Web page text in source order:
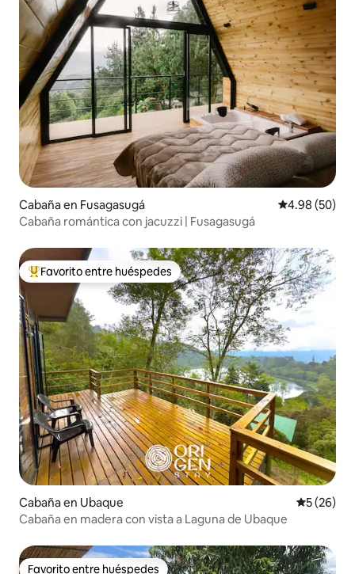
Cabaña en Fusagasugá Calificación
4.98 (50)
Cabaña romántica con jacuzzi | Fusagasugá
Favorito entre huéspedes preferido
Favorito entre huéspedes
Cabaña en Ubaque
5 (26)
Cabaña en madera con vista a Laguna de Ubaque
Favorito entre huéspedes